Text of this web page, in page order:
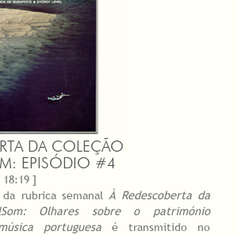
DA COLEÇÃO
EPISÓDIO #4
]
rubrica semanalÀ Redescoberta da
Olhares sobre o património
portuguesa é transmitido no